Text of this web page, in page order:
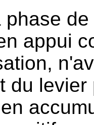
phase
appui
du